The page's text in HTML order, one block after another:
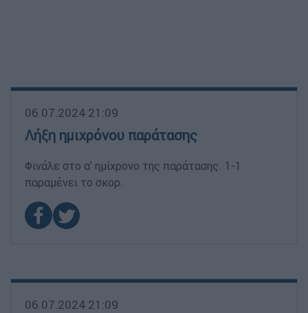
06.07.2024 21:09
Λήξη ημιχρόνου παράτασης
Φινάλε στο α' ημίχρονο της παράτασης. 1-1
παραμένει το σκορ.
06.07.2024 21:09